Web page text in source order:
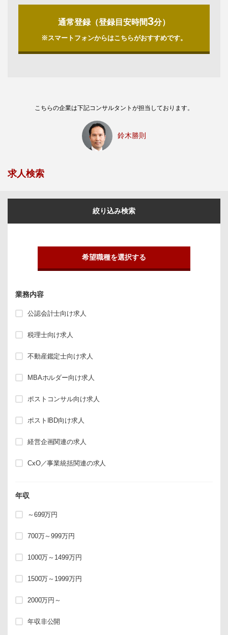
通常登録（登録目安時間3分）
※スマートフォンからはこちらがおすすめです。
こちらの企業は下記コンサルタントが担当しております。
鈴木勝則
求人検索
絞り込み検索
希望職種を選択する
業務内容
公認会計士向け求人
税理士向け求人
不動産鑑定士向け求人
MBAホルダー向け求人
ポストコンサル向け求人
ポストIBD向け求人
経営企画関連の求人
CxO／事業統括関連の求人
年収
～699万円
700万～999万円
1000万～1499万円
1500万～1999万円
2000万円～
年収非公開